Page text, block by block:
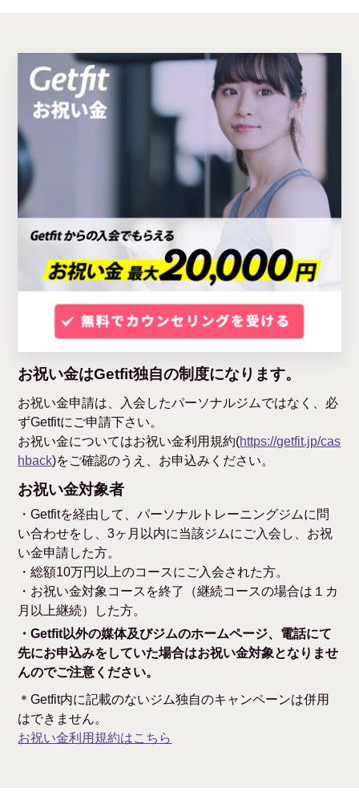
お祝い金はGetfit独自の制度になります。
お祝い金申請は、入会したパーソナルジムではなく、必
ずGetfitにご申請下さい。
お祝い金についてはお祝い金利用規約(https://getfit.jp/cas
hback)をご確認のうえ、お申込みください。
お祝い金対象者
・Getfitを経由して、パーソナルトレーニングジムに問
い合わせをし、3ヶ月以内に当該ジムにご入会し、お祝
い金申請した方。
・総額10万円以上のコースにご入会された方。
・お祝い金対象コースを終了（継続コースの場合は１カ
月以上継続）した方。
・Getfit以外の媒体及びジムのホームページ、電話にて
先にお申込みをしていた場合はお祝い金対象となりませ
んのでご注意ください。
＊Getfit内に記載のないジム独自のキャンペーンは併用
はできません。
お祝い金利用規約はこちら